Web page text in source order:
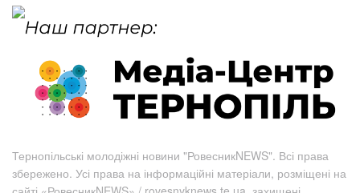
Тернопільські молодіжні новини "РовесникNEWS". Всі права
збережено. Усі права на інформаційні матеріали, розміщені на